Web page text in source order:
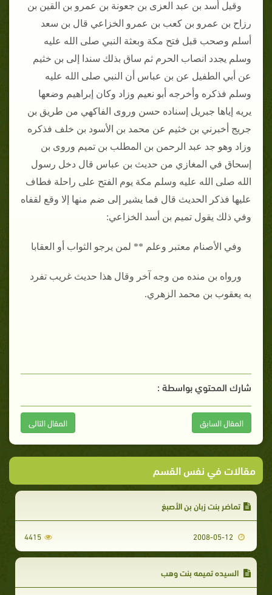
وقيل أسد بن عبد العزى بن جعونة بن عمرو بن القين بن
رزاح بن عمرو بن كعب بن عمرو الخزاعي قال بن سعد
أسلم وصحب قبل فتح مكة وبعثة النبي صلى الله عليه
وسلم يجدد انصاب الحرم ثم ساق بذلك سندا إلى بن خثيم
عن أبي الطفيل عن بن عباس أن النبي صلى الله عليه
وسلم فذكره وأخرجه أبو نعيم وزاد وكان إبراهيم وضعها
يريه إياها جبريل إسناده حسن وروى الفاكهي من طريق بن
جريج أخبرني بن خثيم عن محمد بن الأسود بن خلف فذكره
وزاد وهو جد عبد الرحمن بن المطلب بن تميم وروى بن
إسحاق في المغازي من حديث بن عباس قال دخل رسول
الله صلى الله عليه وسلم مكة يوم الفتح على راحلة فطاف
عليها فذكر الحديث قال فما يشير إلى ضم منها إلا وقع لقفاه
وفي ذلك يقول تميم بن أسد الخزاعي‏:‏
وفي الأصنام معتبر وعلم ** لمن يرجو الثواب أو العقابا
ورواه بن منده من وجه آخر وقال هذا حديث غريب تفرد
به يعقوب بن محمد الزهري‏.‏
شارك المحتوي بواسطة :
المقال السابق المقال التالى
مقالات في نفس القسم
تماضر بنت زبان بن الأصبغ
4415
السيده تميمه بنت وهب